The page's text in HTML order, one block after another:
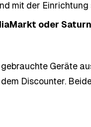
mit der
oder
Geräte
Discounter.